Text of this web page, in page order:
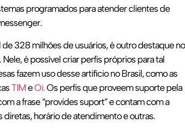
programados para atender clientes de
328 milhões de usuários, é outro destaque no
é possível criar perfis próprios para tal
fazem uso desse artifício no Brasil, como as
TIMeOi.Os perfis que proveem suporte pela
a frase “provides suport” e contam com a
horário de atendimento e outras.